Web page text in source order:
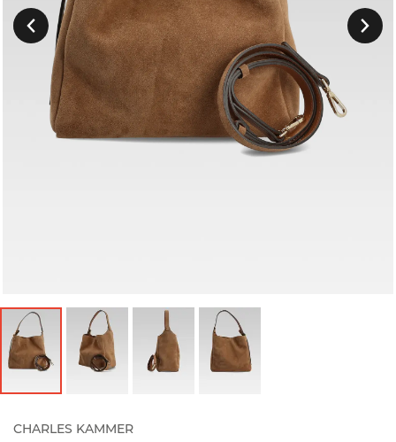
Précedent Suivant
CHARLES KAMMER